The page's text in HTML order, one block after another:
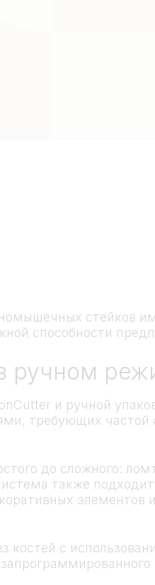
стейков
способности
ручном
и ручной
требующих частой
до сложного:
также
элементов
с